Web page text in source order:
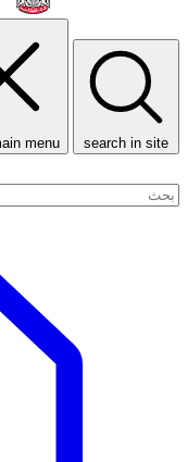
search in site
menu